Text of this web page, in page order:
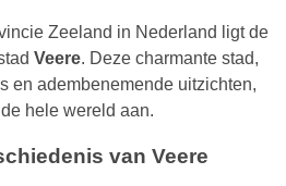
Zeeland in Nederland ligt de
Veere. Deze charmante stad,
en adembenemende uitzichten,
hele wereld aan.
van Veere